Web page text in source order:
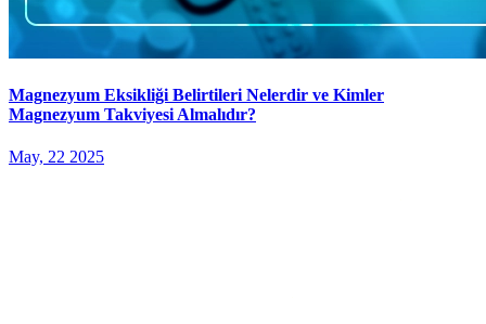
Magnezyum Eksikliği Belirtileri Nelerdir ve Kimler
Magnezyum Takviyesi Almalıdır?
May, 22 2025